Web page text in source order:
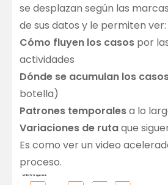
se desplazan según las
de sus datos y le permiten ver:
Cómo fluyen los casos por
actividades
Dónde se acumulan los
botella)
Patrones temporalesa lo
Variaciones de rutaque
Es como ver un video
proceso.